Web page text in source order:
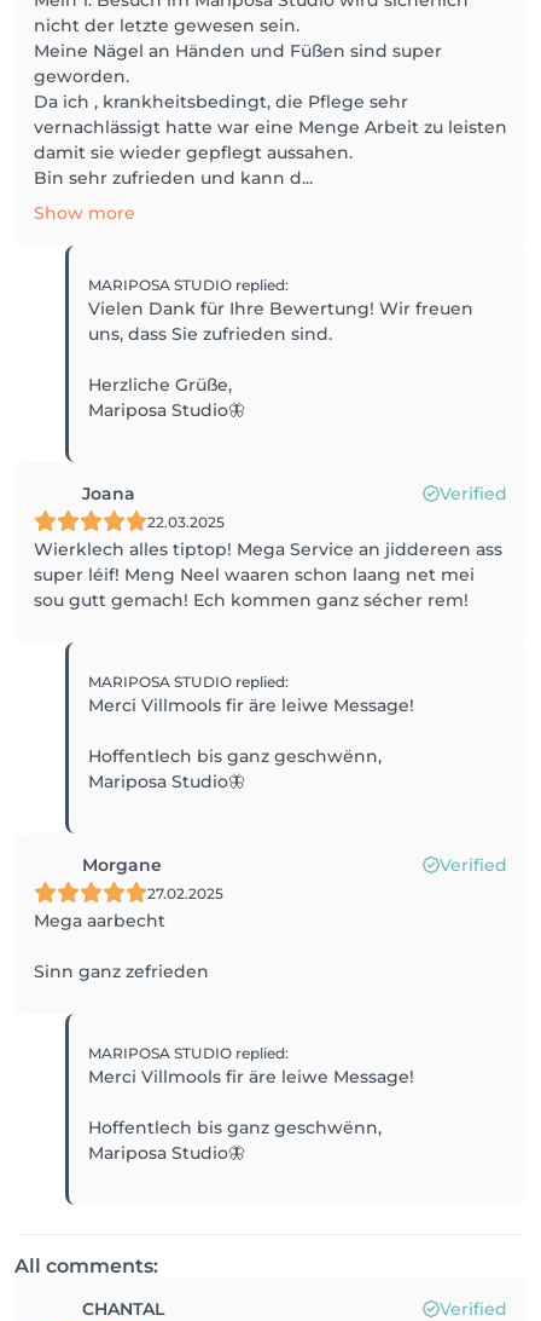
nicht der letzte gewesen sein.
Meine Nägel an Händen und Füßen sind super
geworden.
Da ich , krankheitsbedingt, die Pflege sehr
vernachlässigt hatte war eine Menge Arbeit zu leisten
damit sie wieder gepflegt aussahen.
Bin sehr zufrieden und kann d...
Show more
MARIPOSA STUDIO replied:
Vielen Dank für Ihre Bewertung! Wir freuen
uns, dass Sie zufrieden sind.
Herzliche Grüße,
Mariposa Studio🦋
Joana Verified
22.03.2025
Wierklech alles tiptop! Mega Service an jiddereen ass
super léif! Meng Neel waaren schon laang net mei
sou gutt gemach! Ech kommen ganz sécher rem!
MARIPOSA STUDIO replied:
Merci Villmools fir äre leiwe Message!
Hoffentlech bis ganz geschwënn,
Mariposa Studio🦋
Morgane Verified
27.02.2025
Mega aarbecht
Sinn ganz zefrieden
MARIPOSA STUDIO replied:
Merci Villmools fir äre leiwe Message!
Hoffentlech bis ganz geschwënn,
Mariposa Studio🦋
All comments:
CHANTAL Verified